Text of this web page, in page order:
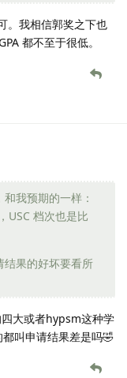
。我相信郭奖之下也
都不至于很低。
我预期的一样：
USC 档次也是比
结果的好坏要看所
大或者hypsm这种学
叫申请结果差是吗🤣